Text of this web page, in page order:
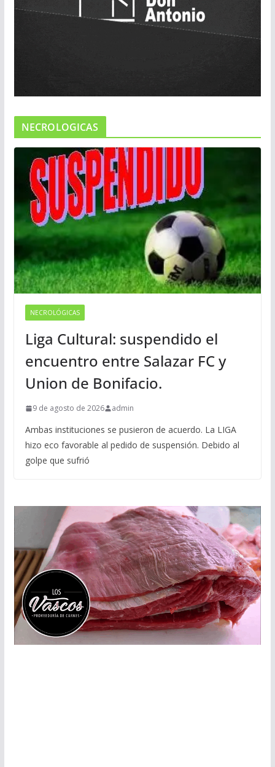
NECROLOGICAS
NECROLÓGICAS
Liga Cultural: suspendido el
encuentro entre Salazar FC y
Union de Bonifacio.
9 de agosto de 2026 admin
Ambas instituciones se pusieron de acuerdo. La LIGA
hizo eco favorable al pedido de suspensión. Debido al
golpe que sufrió